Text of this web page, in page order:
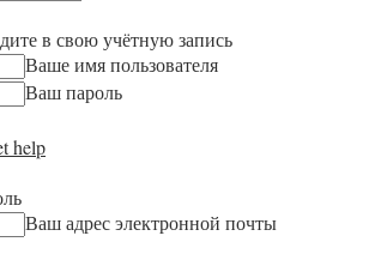
в свою учётную запись
Ваше имя пользователя
Ваш пароль
help
Ваш адрес электронной почты